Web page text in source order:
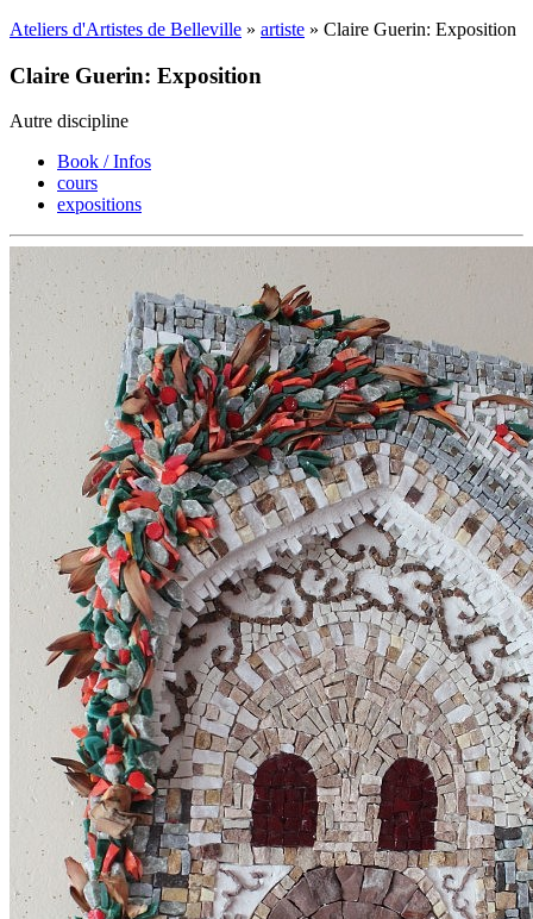
Ateliers d'Artistes de Belleville » artiste » Claire Guerin: Exposition
Claire Guerin: Exposition
Autre discipline
Book / Infos
cours
expositions